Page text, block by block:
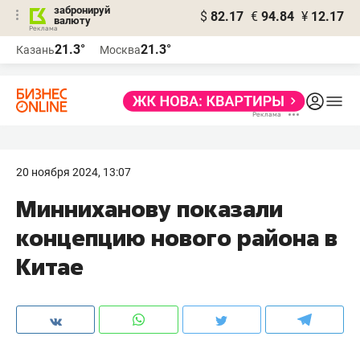
забронируй
валюту
$ 82.17 € 94.84 ¥ 12.17
Казань21.3° Москва21.3°
20 ноября 2024, 13:07
Минниханову показали
концепцию нового района в
Китае